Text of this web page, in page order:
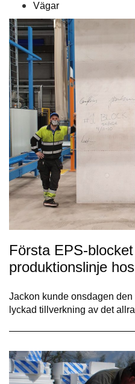
Vägar
Första EPS-
produktionslinje
Jackon kunde onsdagen
lyckad tillverkning av det